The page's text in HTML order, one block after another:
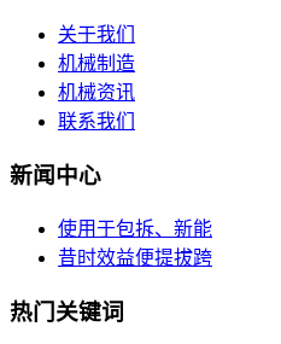
关于我们
机械制造
机械资讯
联系我们
新闻中心
使用于包拆、新能
昔时效益便提拔跨
热门关键词